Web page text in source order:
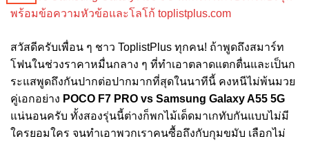
สวัสดีครับเพื่อน ๆ ชาว ToplistPlus ทุกคน! ถ้าพูดถึงสมาร์ท
โฟนในช่วงราคาหมื่นกลาง ๆ ที่ทำเอาตลาดแตกตื่นและเป็นก
ระแสพูดถึงกันปากต่อปากมากที่สุดในนาทีนี้ คงหนีไม่พ้นมวย
คู่เอกอย่าง POCO F7 PRO vs Samsung Galaxy A55 5G
แน่นอนครับ ทั้งสองรุ่นนี้ต่างก็พกไม้เด็ดมาเกทับกันแบบไม่มี
ใครยอมใคร จนทำเอาพวกเราคนซื้อถึงกับกุมขมับ เลือกไม่